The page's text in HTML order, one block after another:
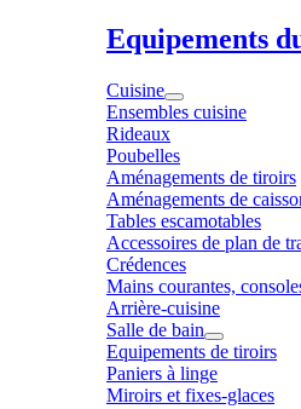
Equipements
Cuisine
Ensembles cuisine
Rideaux
Poubelles
Aménagements de tiroirs
Aménagements de
Tables escamotables
Accessoires de plan de
Crédences
Mains courantes,
Arrière-cuisine
Salle de bain
Equipements de tiroirs
Paniers à linge
Miroirs et fixes-glaces